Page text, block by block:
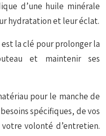
d’une huile minérale
hydratation et leur éclat.
la clé pour prolonger la
et maintenir ses
pour le manche de
spécifiques, de vos
volonté d’entretien.